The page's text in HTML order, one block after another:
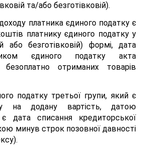
та/або безготівковій).
платника єдиного податку є
платнику єдиного податку у
або безготівковій) формі, дата
єдиного податку акта
безоплатно отриманих товарів
податку третьої групи, який є
на додану вартість, датою
дата списання кредиторської
минув строк позовної давності